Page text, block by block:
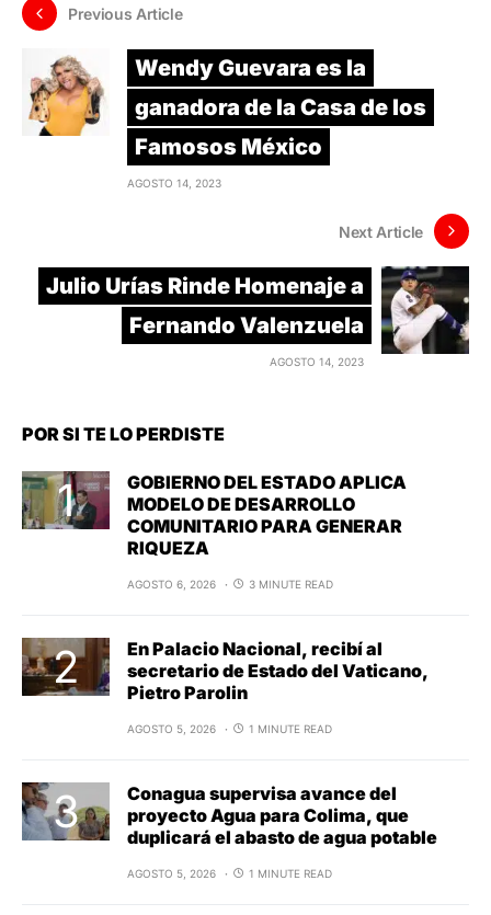
Previous Article
Wendy Guevara es la
ganadora de la Casa de los
Famosos México
AGOSTO 14, 2023
Next Article
Julio Urías Rinde Homenaje a
Fernando Valenzuela
AGOSTO 14, 2023
POR SI TE LO PERDISTE
GOBIERNO DEL ESTADO APLICA
MODELO DE DESARROLLO
COMUNITARIO PARA GENERAR
RIQUEZA
AGOSTO 6, 2026 3 MINUTE READ
En Palacio Nacional, recibí al
secretario de Estado del Vaticano,
Pietro Parolin
AGOSTO 5, 2026 1 MINUTE READ
Conagua supervisa avance del
proyecto Agua para Colima, que
duplicará el abasto de agua potable
AGOSTO 5, 2026 1 MINUTE READ